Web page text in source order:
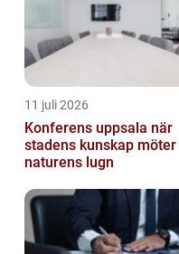
11 juli 2026
Konferens uppsala när
stadens kunskap möter
naturens lugn